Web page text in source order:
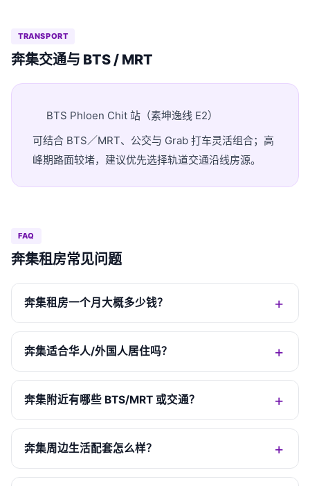
TRANSPORT
奔集交通与 BTS / MRT
BTS Phloen Chit 站（素坤逸线 E2）
可结合 BTS／MRT、公交与 Grab 打车灵活组合；高
峰期路面较堵，建议优先选择轨道交通沿线房源。
FAQ
奔集租房常见问题
奔集租房一个月大概多少钱？
奔集适合华人/外国人居住吗？
奔集附近有哪些 BTS/MRT 或交通？
奔集周边生活配套怎么样？